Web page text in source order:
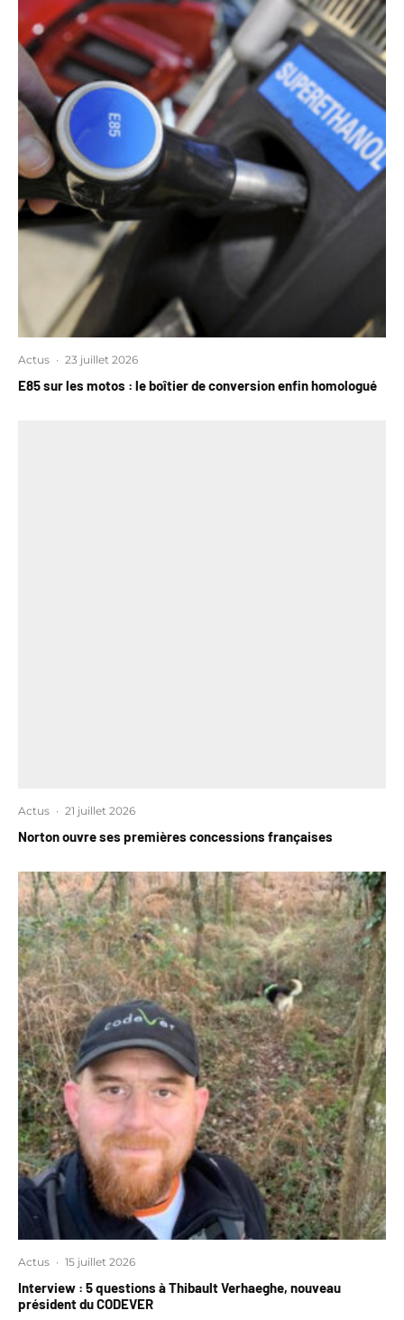
Actus · 23 juillet 2026
E85 sur les motos : le boîtier de conversion enfin homologué
Actus · 21 juillet 2026
Norton ouvre ses premières concessions françaises
Actus · 15 juillet 2026
Interview : 5 questions à Thibault Verhaeghe, nouveau
président du CODEVER